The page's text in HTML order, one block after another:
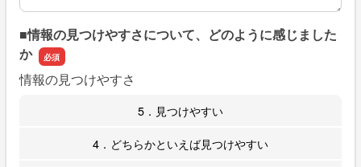
■情報の見つけやすさについて、どのように感じました
か
情報の見つけやすさ
5．見つけやすい
4．どちらかといえば見つけやすい